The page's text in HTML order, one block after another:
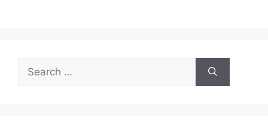
for: